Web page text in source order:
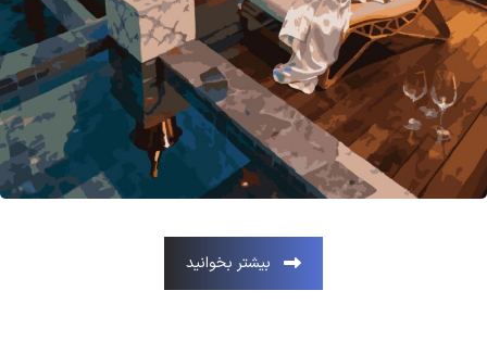
بیشتر بخوانید